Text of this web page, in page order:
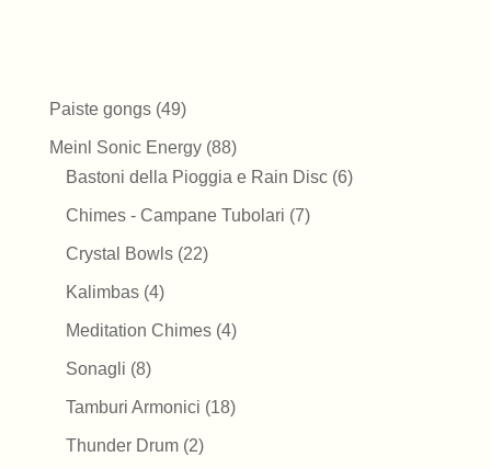
Paiste gongs 4949
prodotti
Meinl Sonic Energy 8888
prodotti
Bastoni della Pioggia e Rain Disc 66
Chimes - Campane Tubolari 77
Crystal Bowls 2222
Kalimbas 44
prodotti
Meditation Chimes 44
Sonagli 88
prodotti
Tamburi Armonici 1818
Thunder Drum 22